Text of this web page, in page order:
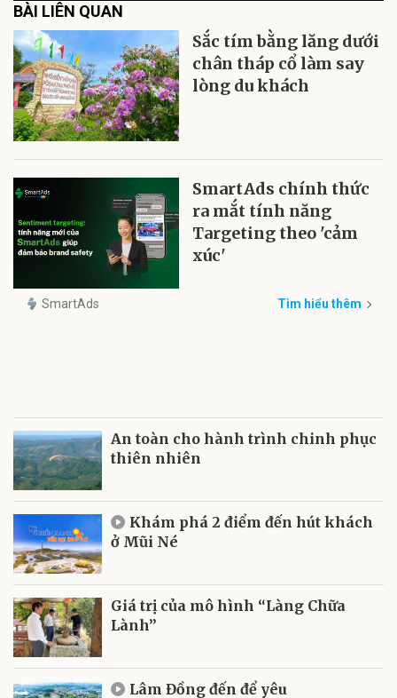
BÀI LIÊN QUAN
Sắc tím bằng lăng dưới
chân tháp cổ làm say
lòng du khách
SmartAds chính thức
ra mắt tính năng
Targeting theo 'cảm
xúc'
SmartAds Tìm hiểu thêm
An toàn cho hành trình chinh phục
thiên nhiên
Khám phá 2 điểm đến hút khách
ở Mũi Né
Giá trị của mô hình “Làng Chữa
Lành”
Lâm Đồng đến để yêu